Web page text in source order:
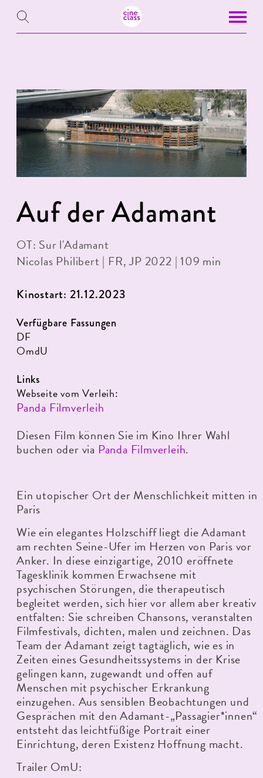
Auf der Adamant
OT: Sur l'Adamant
Nicolas Philibert | FR, JP 2022 | 109 min
Kinostart: 21.12.2023
Verfügbare Fassungen
DF
OmdU
Links
Webseite vom Verleih:
Panda Filmverleih
Diesen Film können Sie im Kino Ihrer Wahl
buchen oder via Panda Filmverleih.
Ein utopischer Ort der Menschlichkeit mitten in
Paris
Wie ein elegantes Holzschiff liegt die Adamant
am rechten Seine-Ufer im Herzen von Paris vor
Anker. In diese einzigartige, 2010 eröffnete
Tagesklinik kommen Erwachsene mit
psychischen Störungen, die therapeutisch
begleitet werden, sich hier vor allem aber kreativ
entfalten: Sie schreiben Chansons, veranstalten
Filmfestivals, dichten, malen und zeichnen. Das
Team der Adamant zeigt tagtäglich, wie es in
Zeiten eines Gesundheitssystems in der Krise
gelingen kann, zugewandt und offen auf
Menschen mit psychischer Erkrankung
einzugehen. Aus sensiblen Beobachtungen und
Gesprächen mit den Adamant-„Passagier*innen“
entsteht das leichtfüßige Portrait einer
Einrichtung, deren Existenz Hoffnung macht.
Trailer OmU: